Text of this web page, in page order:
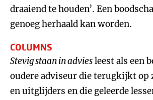
draaiend te houden’. Een
genoeg herhaald kan worden.
COLUMNS
Stevig staan in adviesleest als een
oudere adviseur die terugkijkt op
en uitglijders en die geleerde